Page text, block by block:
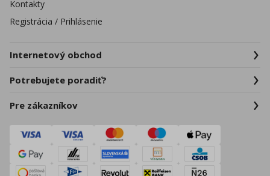
Kontakty
Registrácia / Prihlásenie
Internetový obchod
Potrebujete poradiť?
Pre zákazníkov